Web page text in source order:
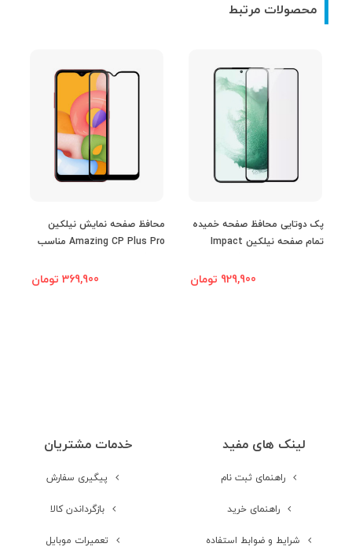
محصولات مرتبط
پک دوتایی محافظ صفحه خمیده
تمام صفحه نیلکین Impact
Samsung Galaxy S22 Plus 5G
929,900 تومان
محافظ صفحه نمایش نیلکین
Amazing CP Plus Pro مناسب
369,900 تومان
لینک های مفید
راهنمای ثبت نام
راهنمای خرید
شرایط و ضوابط استفاده
خدمات مشتریان
پیگیری سفارش
بازگرداندن کالا
تعمیرات موبایل